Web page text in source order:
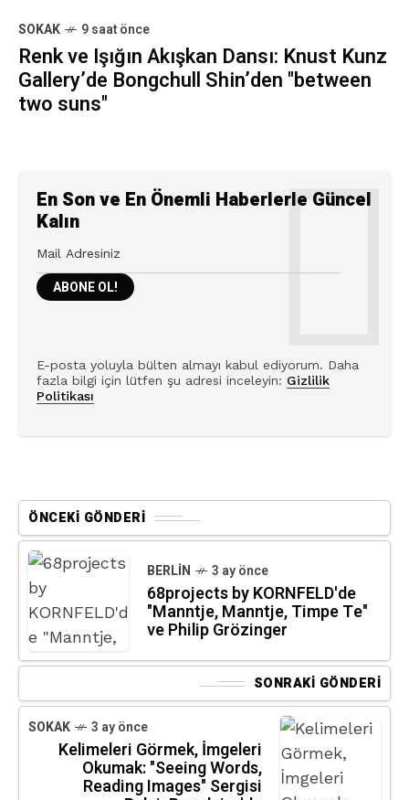
SOKAK 9 saat önce
Renk ve Işığın Akışkan Dansı: Knust Kunz
Gallery’de Bongchull Shin’den "between
two suns"
En Son ve En Önemli Haberlerle Güncel
Kalın
E-posta yoluyla bülten almayı kabul ediyorum. Daha
fazla bilgi için lütfen şu adresi inceleyin: Gizlilik
Politikası
ÖNCEKI GÖNDERI
BERLIN 3 ay önce
68projects by KORNFELD'de
"Manntje, Manntje, Timpe Te"
ve Philip Grözinger
SONRAKI GÖNDERI
SOKAK 3 ay önce
Kelimeleri Görmek, İmgeleri
Okumak: "Seeing Words,
Reading Images" Sergisi